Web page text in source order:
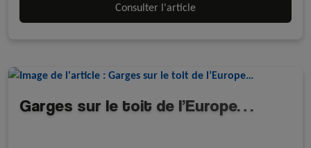
Consulter l'article
Garges sur le toit de l’Europe…